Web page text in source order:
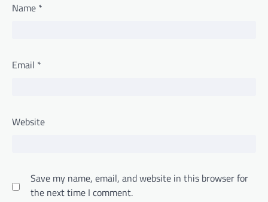
Name *
Email *
Website
Save my name, email, and website in this browser for
the next time I comment.